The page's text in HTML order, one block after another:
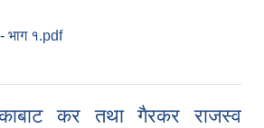
भाग १.pdf
कर तथा गैरकर राजस्व